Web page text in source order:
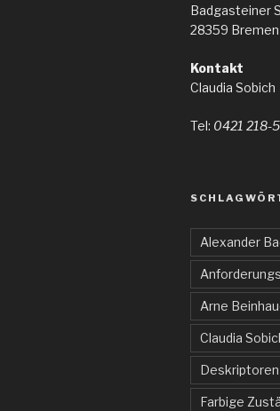
Badgasteiner
28359 Bremen
Kontakt
Claudia Sobich
Tel: 0421 218-
Alexander
Arne
Claudia
Deskriptoren
Farbige